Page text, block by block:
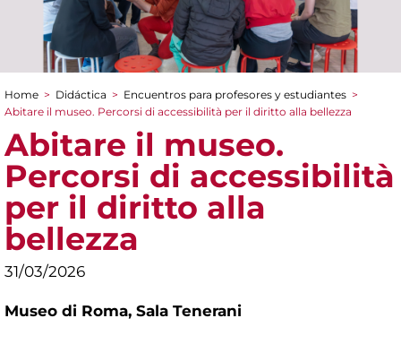
You are here
Home > Didáctica > Encuentros para profesores y estudiantes >
Abitare il museo. Percorsi di accessibilità per il diritto alla bellezza
Abitare il museo.
Percorsi di accessibilità
per il diritto alla
bellezza
31/03/2026
Museo di Roma, Sala Tenerani